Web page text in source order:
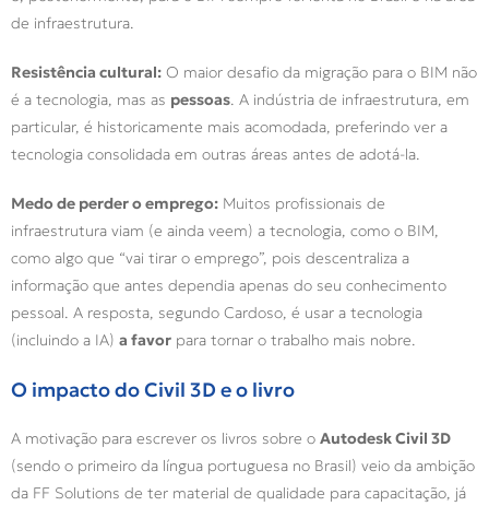
de infraestrutura.
Resistência cultural: O maior desafio da migração para o BIM não
é a tecnologia, mas as pessoas. A indústria de infraestrutura, em
particular, é historicamente mais acomodada, preferindo ver a
tecnologia consolidada em outras áreas antes de adotá-la.
Medo de perder o emprego: Muitos profissionais de
infraestrutura viam (e ainda veem) a tecnologia, como o BIM,
como algo que “vai tirar o emprego”, pois descentraliza a
informação que antes dependia apenas do seu conhecimento
pessoal. A resposta, segundo Cardoso, é usar a tecnologia
(incluindo a IA) a favor para tornar o trabalho mais nobre.
O impacto do Civil 3D e o livro
A motivação para escrever os livros sobre o Autodesk Civil 3D
(sendo o primeiro da língua portuguesa no Brasil) veio da ambição
da FF Solutions de ter material de qualidade para capacitação, já